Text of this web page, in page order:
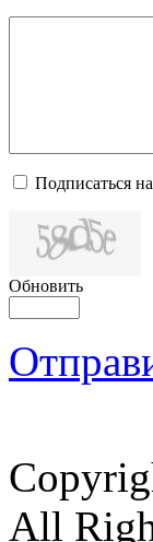
Подписаться
Обновить
All